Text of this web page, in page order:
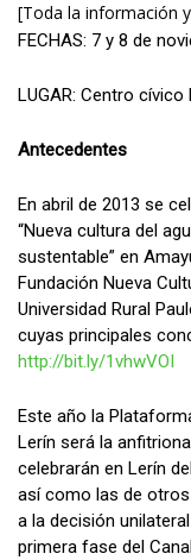
[Toda la información
FECHAS: 7 y 8 de
LUGAR: Centro
Antecedentes
En abril de 2013 se
“Nueva cultura del
sustentable” en
Fundación Nueva
Universidad Rural
cuyas principales
http://bit.ly/1vhwVOI
Este año la
Lerín será la
celebrarán en Lerín
así como las de
a la decisión
primera fase del